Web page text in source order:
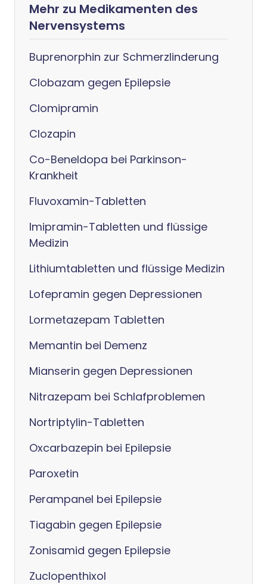
Mehr zu Medikamenten des
Nervensystems
Buprenorphin zur Schmerzlinderung
Clobazam gegen Epilepsie
Clomipramin
Clozapin
Co-Beneldopa bei Parkinson-
Krankheit
Fluvoxamin-Tabletten
Imipramin-Tabletten und flüssige
Medizin
Lithiumtabletten und flüssige Medizin
Lofepramin gegen Depressionen
Lormetazepam Tabletten
Memantin bei Demenz
Mianserin gegen Depressionen
Nitrazepam bei Schlafproblemen
Nortriptylin-Tabletten
Oxcarbazepin bei Epilepsie
Paroxetin
Perampanel bei Epilepsie
Tiagabin gegen Epilepsie
Zonisamid gegen Epilepsie
Zuclopenthixol